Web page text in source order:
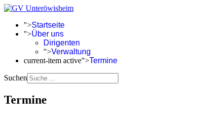
">Startseite
">Über uns
Dirigenten
">Verwaltung
current-item active">Termine
Suchen
Termine